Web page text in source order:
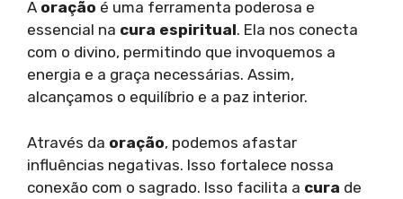
A oração é uma ferramenta poderosa e
essencial na cura espiritual. Ela nos conecta
com o divino, permitindo que invoquemos a
energia e a graça necessárias. Assim,
alcançamos o equilíbrio e a paz interior.
Através da oração, podemos afastar
influências negativas. Isso fortalece nossa
conexão com o sagrado. Isso facilita a cura de